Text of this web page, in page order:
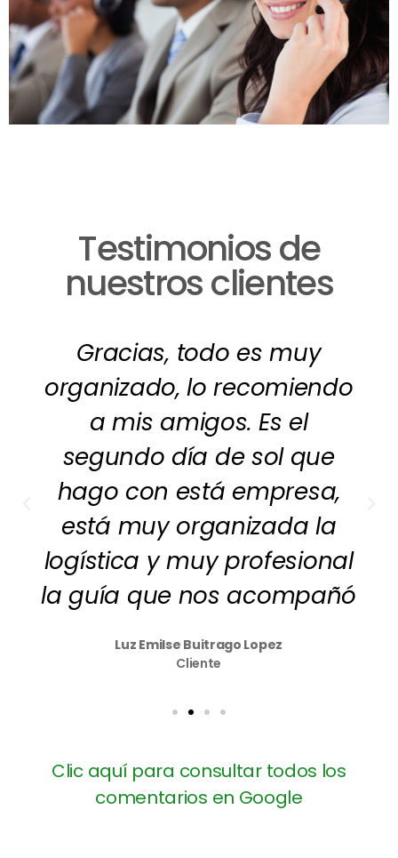
Testimonios de
nuestros clientes
Gracias, todo es muy
organizado, lo recomiendo
a mis amigos. Es el
segundo día de sol que
hago con está empresa,
está muy organizada la
logística y muy profesional
la guía que nos acompañó
Luz Emilse Buitrago Lopez
Cliente
Clic aquí para consultar todos los
comentarios en Google